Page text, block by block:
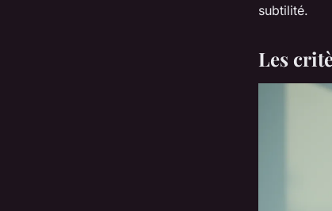
subtilité.
Les